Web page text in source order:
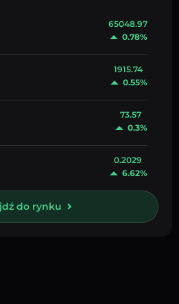
65048.97
0.78%
1915.74
0.55%
73.57
0.3%
0.2029
6.62%
do rynku